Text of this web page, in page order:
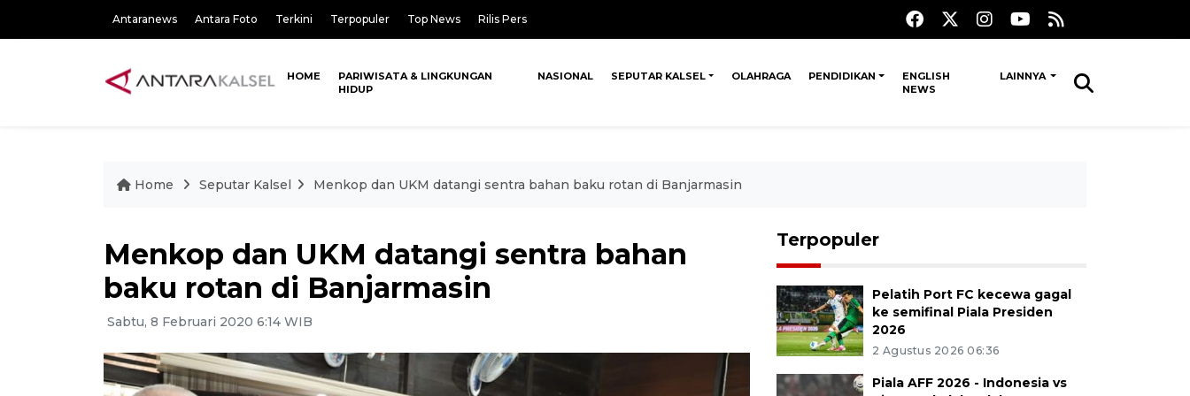
Antaranews Antara Foto Terkini Terpopuler Top News Rilis Pers
HOME
PARIWISATA & LINGKUNGAN
HIDUP
NASIONAL SEPUTAR KALSEL OLAHRAGA PENDIDIKAN
ENGLISH
NEWS
LAINNYA
Home Seputar Kalsel Menkop dan UKM datangi sentra bahan baku rotan di Banjarmasin
Menkop dan UKM datangi sentra bahan
baku rotan di Banjarmasin
Sabtu, 8 Februari 2020 6:14 WIB
Terpopuler
Pelatih Port FC kecewa gagal
ke semifinal Piala Presiden
2026
2 Agustus 2026 06:36
Piala AFF 2026 - Indonesia vs